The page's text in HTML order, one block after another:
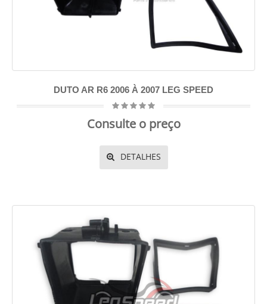
DUTO AR R6 2006 À 2007 LEG SPEED
Consulte o preço
DETALHES